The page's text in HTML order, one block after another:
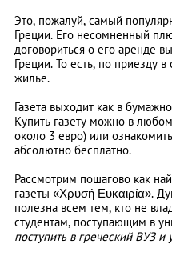
Это, пожалуй, самый
Греции. Его несомненный
договориться о его аренде
Греции. То есть, по приезду в
жилье.
Газета выходит как в
Купить газету можно в
около 3 евро) или
абсолютно бесплатно.
Рассмотрим пошагово как
газеты «Χρυσή Ευκαιρία».
полезна всем тем, кто не
студентам, поступающим в
поступить в греческий ВУЗ и